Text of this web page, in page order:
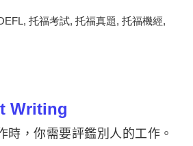
Writing
時，你需要評鑑別人的工作。